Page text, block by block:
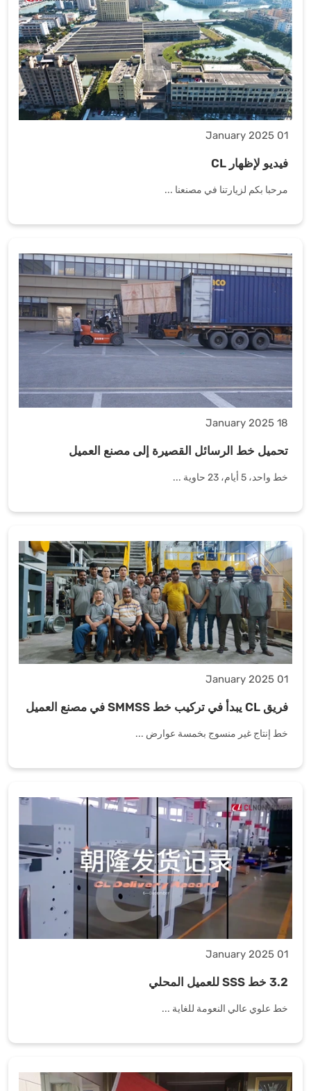
01 January 2025
فيديو لإظهار CL
مرحبا بكم لزيارتنا في مصنعنا ...
18 January 2025
تحميل خط الرسائل القصيرة إلى مصنع العميل
خط واحد، 5 أيام، 23 حاوية ...
01 January 2025
فريق CL يبدأ في تركيب خط SMMSS في مصنع العميل
خط إنتاج غير منسوج بخمسة عوارض ...
01 January 2025
3.2 خط SSS للعميل المحلي
خط علوي عالي النعومة للغاية ...